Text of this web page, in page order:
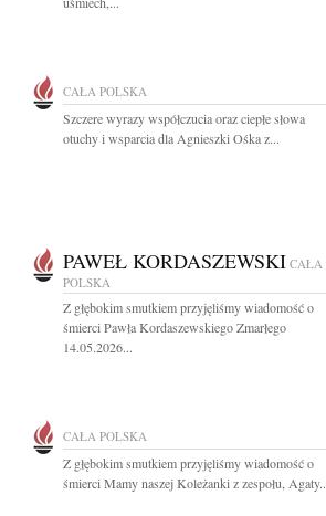
CAŁA POLSKA
Szczere wyrazy współczucia oraz ciepłe słowa
otuchy i wsparcia dla Agnieszki Ośka z...
PAWEŁ KORDASZEWSKI CAŁA
POLSKA
Z głębokim smutkiem przyjęliśmy wiadomość o
śmierci Pawła Kordaszewskiego Zmarłego
14.05.2026...
CAŁA POLSKA
Z głębokim smutkiem przyjęliśmy wiadomość o
śmierci Mamy naszej Koleżanki z zespołu,